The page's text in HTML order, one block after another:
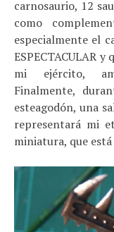
carnosaurio, 12
como
especialmente el
ESPECTACULAR
mi ejército,
Finalmente,
esteagodón, una
representará mi
miniatura, que